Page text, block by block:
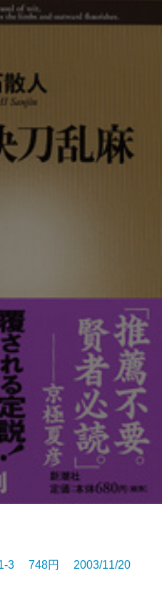
3 748円 2003/11/20